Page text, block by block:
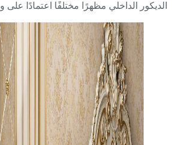
الداخلي مظهرًا مختلفًا اعتمادًا على